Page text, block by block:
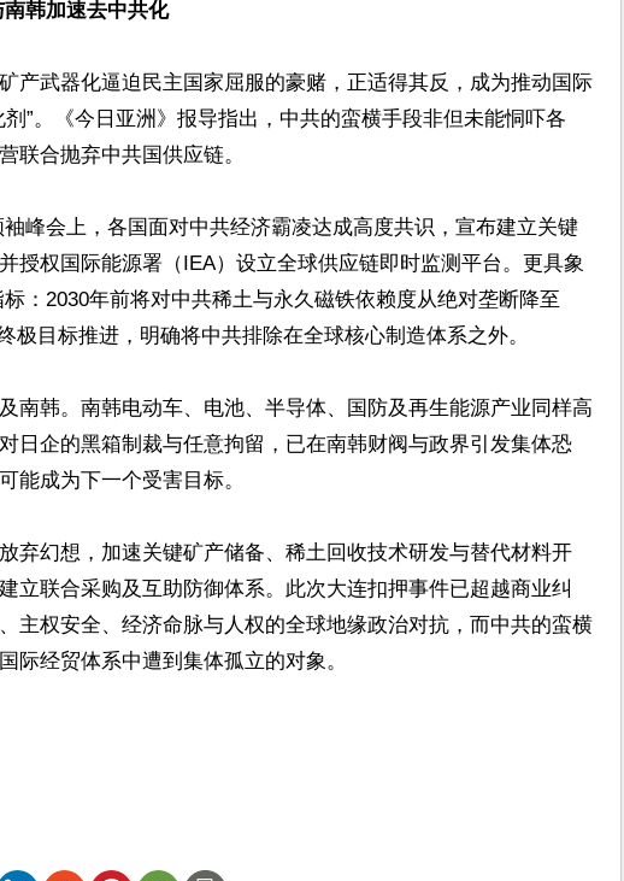
韩加速去中共化
产武器化逼迫民主国家屈服的豪赌，正适得其反，成为推动国际
”。《今日亚洲》报导指出，中共的蛮横手段非但未能恫吓各
联合抛弃中共国供应链。
峰会上，各国面对中共经济霸凌达成高度共识，宣布建立关键
授权国际能源署（IEA）设立全球供应链即时监测平台。更具象
：2030年前将对中共稀土与永久磁铁依赖度从绝对垄断降至
极目标推进，明确将中共排除在全球核心制造体系之外。
南韩。南韩电动车、电池、半导体、国防及再生能源产业同样高
日企的黑箱制裁与任意拘留，已在南韩财阀与政界引发集体恐
能成为下一个受害目标。
弃幻想，加速关键矿产储备、稀土回收技术研发与替代材料开
立联合采购及互助防御体系。此次大连扣押事件已超越商业纠
主权安全、经济命脉与人权的全球地缘政治对抗，而中共的蛮横
际经贸体系中遭到集体孤立的对象。